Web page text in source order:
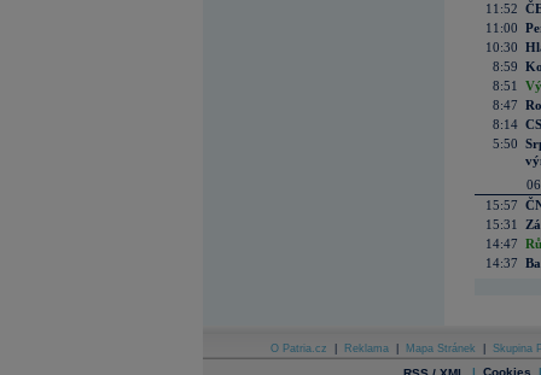
11:52
11:00
10:30
8:59
8:51
8:47
8:14
5:50
15:57
15:31
14:47
14:37
O Patria.cz Reklama Mapa Stránek Skupina
| Cookies |